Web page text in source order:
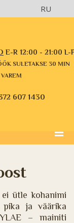
RU
E-R 12:00 - 21:00 L-
SULETAKSE 30 MIN
VAREM
607 1430
ütle kohanimi
ja väärika
– mainiti